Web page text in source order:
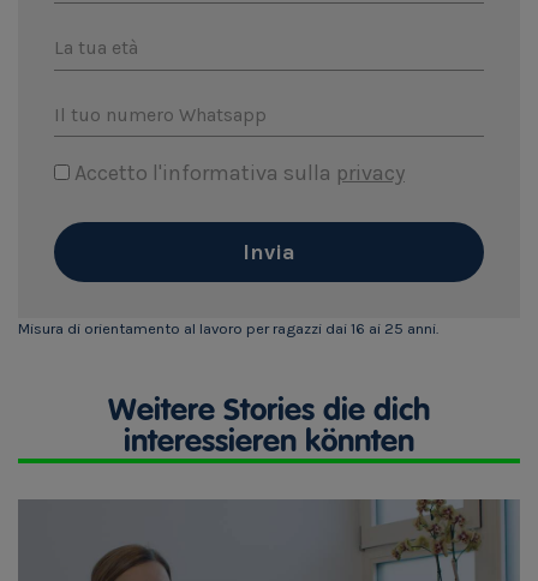
La tua età
Il tuo numero Whatsapp
Accetto l'informativa sulla privacy
Invia
Misura di orientamento al lavoro per ragazzi dai 16 ai 25 anni.
Weitere Stories die dich
interessieren könnten